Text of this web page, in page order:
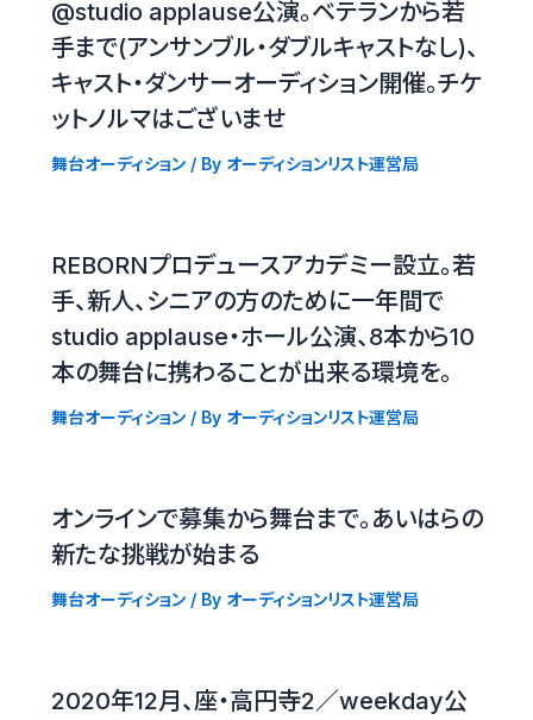
@studio applause公演。ベテランから若
手まで(アンサンブル・ダブルキャストなし)、
キャスト・ダンサーオーディション開催。チケ
ットノルマはございませ
舞台オーディション/ By オーディションリスト運営局
REBORNプロデュースアカデミー設立。若
手、新人、シニアの方のために一年間で
studio applause・ホール公演、8本から10
本の舞台に携わることが出来る環境を。
舞台オーディション/ By オーディションリスト運営局
オンラインで募集から舞台まで。あいはらの
新たな挑戦が始まる
舞台オーディション/ By オーディションリスト運営局
2020年12月、座・高円寺2／weekday公